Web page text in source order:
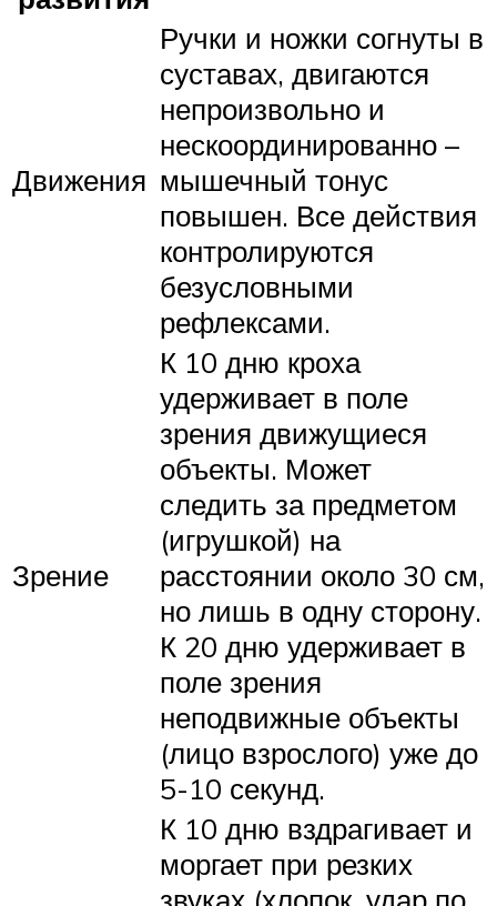
Движения
Ручки и ножки согнуты в
суставах, двигаются
непроизвольно и
нескоординированно –
мышечный тонус
повышен. Все действия
контролируются
безусловными
рефлексами.
Зрение
К 10 дню кроха
удерживает в поле
зрения движущиеся
объекты. Может
следить за предметом
(игрушкой) на
расстоянии около 30 см,
но лишь в одну сторону.
К 20 дню удерживает в
поле зрения
неподвижные объекты
(лицо взрослого) уже до
5-10 секунд.
К 10 дню вздрагивает и
моргает при резких